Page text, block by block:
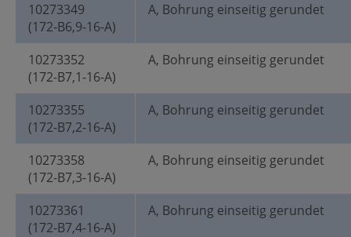
10273349
(172-B6,9-16-A)
A, Bohrung einseitig gerundet
10273352
(172-B7,1-16-A)
A, Bohrung einseitig gerundet
10273355
(172-B7,2-16-A)
A, Bohrung einseitig gerundet
10273358
(172-B7,3-16-A)
A, Bohrung einseitig gerundet
10273361
(172-B7,4-16-A)
A, Bohrung einseitig gerundet